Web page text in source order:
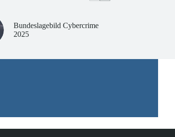
Bundeslagebild Cybercrime
2025